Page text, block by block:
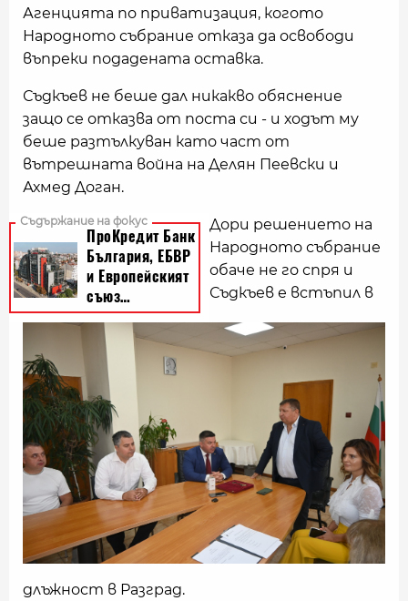
Агенцията по приватизация, когото
Народното събрание отказа да освободи
въпреки подадената оставка.
Съдкъев не беше дал никакво обяснение
защо се отказва от поста си - и ходът му
беше разтълкуван като част от
вътрешната война на Делян Пеевски и
Ахмед Доган.
Дори решението на
Народното събрание
обаче не го спря и
Съдкъев е встъпил в
длъжност в Разград.